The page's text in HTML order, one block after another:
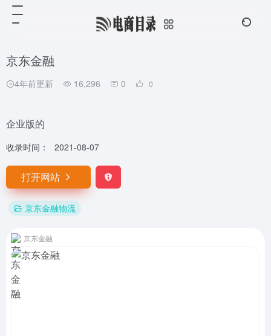
京东金融
4年前更新 16,296 0 0
企业版的
收录时间： 2021-08-07
打开网站
京东金融物流
京东金融